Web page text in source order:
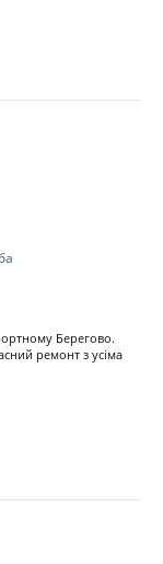
Берегово.
ремонт з усіма